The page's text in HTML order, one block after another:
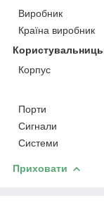
Виробник
Країна виробник
Корпус
Порти
Сигнали
Системи
Приховати